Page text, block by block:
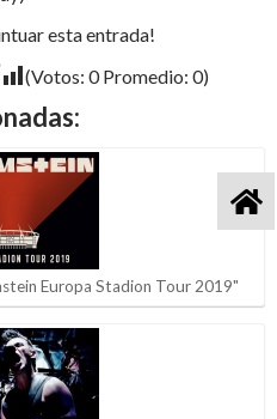
esta entrada!
(Votos: 0Promedio: 0)
Europa Stadion Tour 2019"